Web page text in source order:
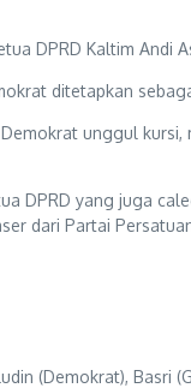
DPRD Kaltim Andi
ditetapkan
unggul kursi,
DPRD yang juga
dari Partai
(Demokrat), Basri